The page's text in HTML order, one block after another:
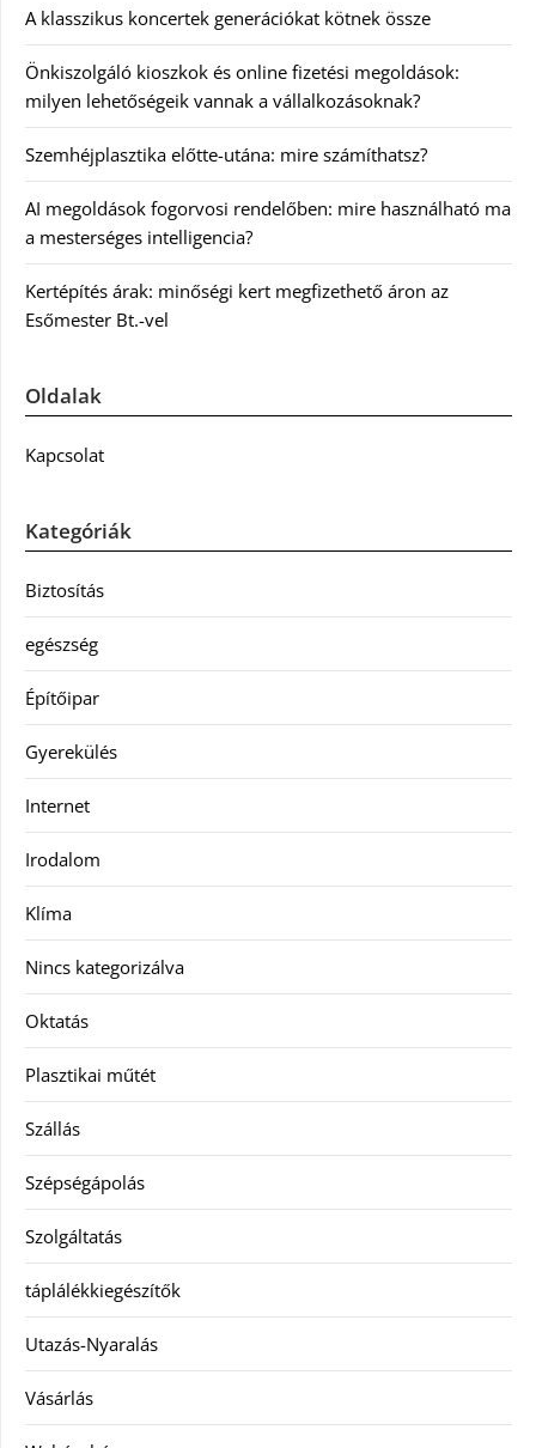
A klasszikus koncertek generációkat kötnek össze
Önkiszolgáló kioszkok és online fizetési megoldások:
milyen lehetőségeik vannak a vállalkozásoknak?
Szemhéjplasztika előtte-utána: mire számíthatsz?
AI megoldások fogorvosi rendelőben: mire használható ma
a mesterséges intelligencia?
Kertépítés árak: minőségi kert megfizethető áron az
Esőmester Bt.-vel
Oldalak
Kapcsolat
Kategóriák
Biztosítás
egészség
Építőipar
Gyerekülés
Internet
Irodalom
Klíma
Nincs kategorizálva
Oktatás
Plasztikai műtét
Szállás
Szépségápolás
Szolgáltatás
táplálékkiegészítők
Utazás-Nyaralás
Vásárlás